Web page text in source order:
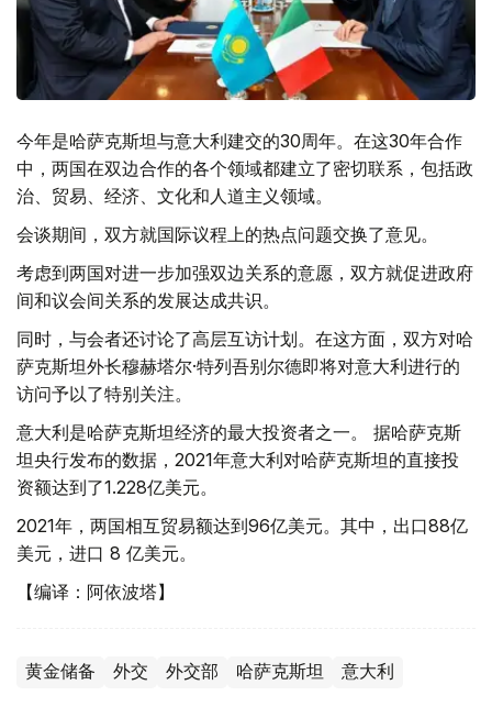
今年是哈萨克斯坦与意大利建交的30周年。在这30年合作
中，两国在双边合作的各个领域都建立了密切联系，包括政
治、贸易、经济、文化和人道主义领域。
会谈期间，双方就国际议程上的热点问题交换了意见。
考虑到两国对进一步加强双边关系的意愿，双方就促进政府
间和议会间关系的发展达成共识。
同时，与会者还讨论了高层互访计划。在这方面，双方对哈
萨克斯坦外长穆赫塔尔·特列吾别尔德即将对意大利进行的
访问予以了特别关注。
意大利是哈萨克斯坦经济的最大投资者之一。 据哈萨克斯
坦央行发布的数据，2021年意大利对哈萨克斯坦的直接投
资额达到了1.228亿美元。
2021年，两国相互贸易额达到96亿美元。其中，出口88亿
美元，进口 8 亿美元。
【编译：阿依波塔】
黄金储备 外交 外交部 哈萨克斯坦 意大利